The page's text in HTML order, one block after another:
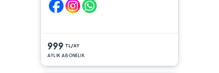
999 TL/AY
AYLIK ABONELIK